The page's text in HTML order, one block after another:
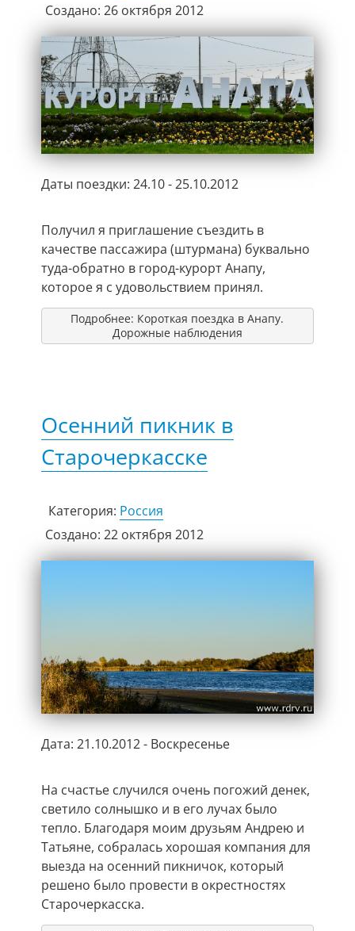
Создано: 26 октября 2012
Даты поездки: 24.10 - 25.10.2012
Получил я приглашение съездить в
качестве пассажира (штурмана) буквально
туда-обратно в город-курорт Анапу,
которое я с удовольствием принял.
Подробнее: Короткая поездка в Анапу.
Дорожные наблюдения
Осенний пикник в
Старочеркасске
Категория: Россия
Создано: 22 октября 2012
Дата: 21.10.2012 - Воскресенье
На счастье случился очень погожий денек,
светило солнышко и в его лучах было
тепло. Благодаря моим друзьям Андрею и
Татьяне, собралась хорошая компания для
выезда на осенний пикничок, который
решено было провести в окрестностях
Старочеркасска.